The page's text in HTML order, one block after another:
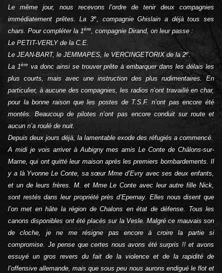
Le même jour, nous recevons l’ordre de tenir deux compagnies
immédiatement prêtes. La 3e, compagnie Ghislain a déjà tous ses
chars. Pour compléter la 1ère, compagnie Dirand, on leur passe :
Le PETIT-VERLY de la C.E.
Le JEAN-BART, le JEMMAPES, le VERCINGETORIX de la 2e.
La 1èreva donc ainsi se trouver prête à embarquer dans les délais les
plus courts, mais avec une instruction des plus rudimentaires. En
particulier, à aucune des compagnies, les radios n’ont travaillé en char,
pour la bonne raison que les postes de T.S.F. n’ont pas encore été
montés. Beaucoup de pilotes n’ont pas encore conduit sur route et
aucun n’a roulé de nuit.
Depuis deux jours déjà, la lamentable exode des réfugiés a commencé.
A midi je vois arriver à Aubigny mes amis Le Conte de Châlons-sur-
Marne, qui ont quitté leur maison après les premiers bombardements. Il
y a là Yvonne Le Conte, sa sœur Mme d’Evry avec ses deux enfants,
et un de leurs frères. M. et Mme Le Conte avec leur autre fille Nick,
sont restés dans leur propriété près d’Epernay. Elles nous disent que
l’on met en hâte la région de Chalons en état de défense. Tous les
canons disponibles ont été placés sur la Vesle. Malgré ce mauvais son
de cloche, je ne me résigne pas encore à croire la partie si
compromise. Je pense que certes nous avons été surpris !! et avons
essuyé un gros revers du fait de la violence et de la rapidité de
l’offensive allemande, mais que sous peu nous aurons endigué le flot et